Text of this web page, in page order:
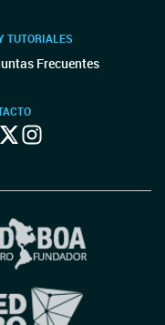
TUTORIALES
Frecuentes